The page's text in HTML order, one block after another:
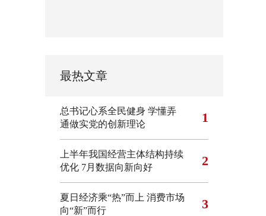
最热文章
总书记心系全民健身 学懂弄
通做实党的创新理论
1
上半年我国经营主体结构持续
优化 7月数据向新向好 2
夏日经济乘“热”而上 消费市场
向“新”而行
3